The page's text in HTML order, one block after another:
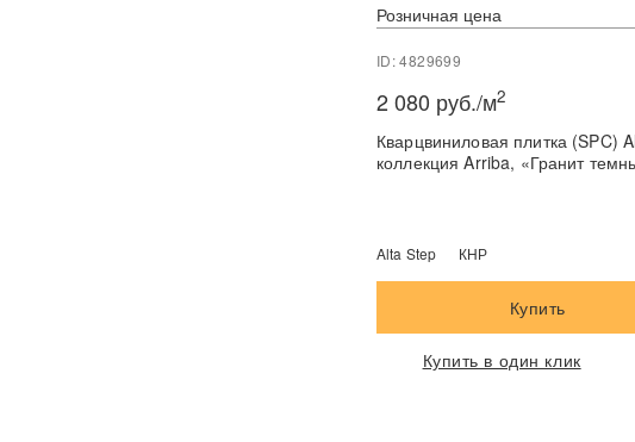
Розничная цена
ID: 4829699
2 080 руб./м2
Кварцвиниловая плитка (SPC)
коллекция Arriba, «Гранит
Alta Step КНР
Купить
Купить в один клик